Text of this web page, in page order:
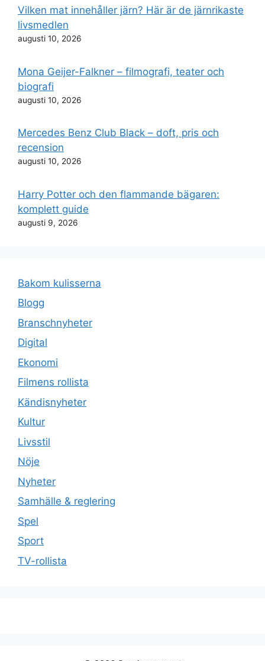
Vilken mat innehåller järn? Här är de järnrikaste
livsmedlen
augusti 10, 2026
Mona Geijer-Falkner – filmografi, teater och
biografi
augusti 10, 2026
Mercedes Benz Club Black – doft, pris och
recension
augusti 10, 2026
Harry Potter och den flammande bägaren:
komplett guide
augusti 9, 2026
Bakom kulisserna
Blogg
Branschnyheter
Digital
Ekonomi
Filmens rollista
Kändisnyheter
Kultur
Livsstil
Nöje
Nyheter
Samhälle & reglering
Spel
Sport
TV-rollista